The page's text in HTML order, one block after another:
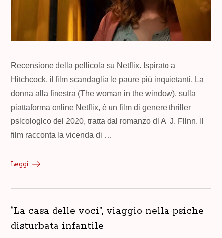
Recensione della pellicola su Netflix. Ispirato a
Hitchcock, il film scandaglia le paure più inquietanti. La
donna alla finestra (The woman in the window), sulla
piattaforma online Netflix, è un film di genere thriller
psicologico del 2020, tratta dal romanzo di A. J. Flinn. Il
film racconta la vicenda di …
Leggi
“La casa delle voci”, viaggio nella psiche
disturbata infantile